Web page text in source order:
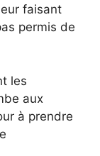
faisant
permis de
les
aux
à prendre